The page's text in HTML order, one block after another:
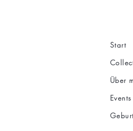
Start
Über
Events